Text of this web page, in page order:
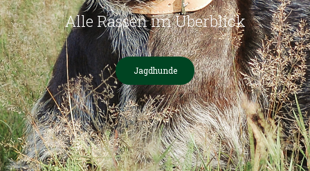
Alle Rassen im Überblick
Jagdhunde